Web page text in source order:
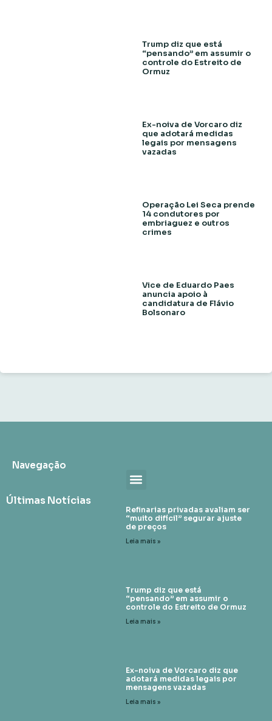
Trump diz que está
“pensando” em assumir o
controle do Estreito de
Ormuz
Ex-noiva de Vorcaro diz
que adotará medidas
legais por mensagens
vazadas
Operação Lei Seca prende
14 condutores por
embriaguez e outros
crimes
Vice de Eduardo Paes
anuncia apoio à
candidatura de Flávio
Bolsonaro
Navegação
Últimas Notícias
Refinarias privadas avaliam ser
“muito difícil” segurar ajuste
de preços
Leia mais »
Trump diz que está
“pensando” em assumir o
controle do Estreito de Ormuz
Leia mais »
Ex-noiva de Vorcaro diz que
adotará medidas legais por
mensagens vazadas
Leia mais »